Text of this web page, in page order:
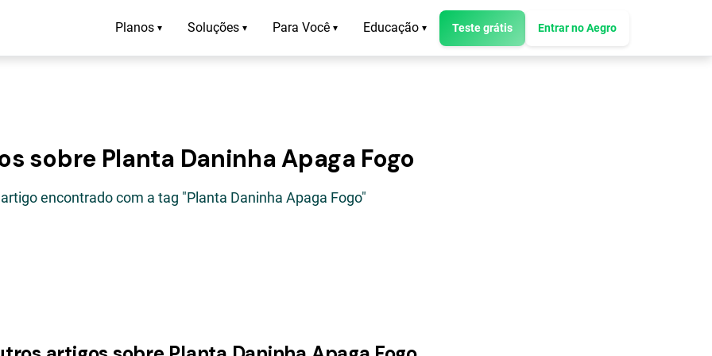
Planos ▾ Soluções ▾ Para Você ▾ Educação ▾ Teste grátis Entrar no Aegro
sobre Planta Daninha Apaga Fogo
encontrado com a tag "Planta Daninha Apaga Fogo"